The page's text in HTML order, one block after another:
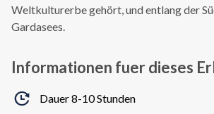
Weltkulturerbe gehört, und entlang der
Gardasees.
Informationen fuer dieses
Dauer 8-10 Stunden